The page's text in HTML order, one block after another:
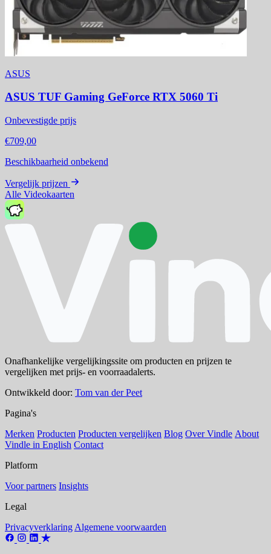
ASUS
ASUS TUF Gaming GeForce RTX 5060 Ti
Onbevestigde prijs
€709,00
Beschikbaarheid onbekend
Vergelijk prijzen
Alle Videokaarten
Onafhankelijke vergelijkingssite om producten en prijzen te
vergelijken met prijs- en voorraadalerts.
Ontwikkeld door: Tom van der Peet
Pagina's
Merken Producten Producten vergelijken Blog Over Vindle About
Vindle in English Contact
Platform
Voor partners Insights
Legal
Privacyverklaring Algemene voorwaarden